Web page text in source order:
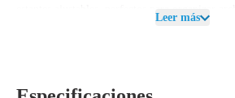
elegante. Suspropiedades acústicas
Leer más